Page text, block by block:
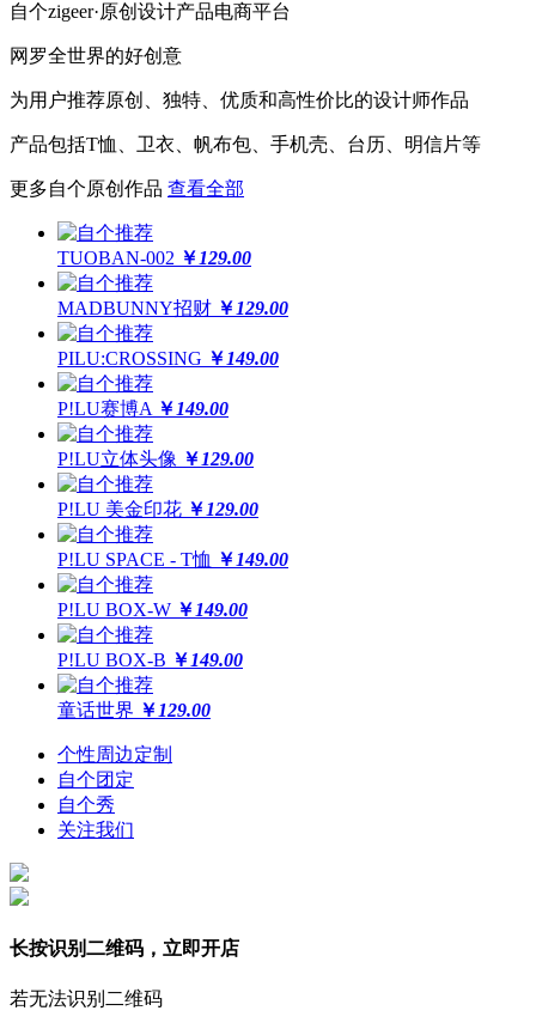
自个zigeer·原创设计产品电商平台
网罗全世界的好创意
为用户推荐原创、独特、优质和高性价比的设计师作品
产品包括T恤、卫衣、帆布包、手机壳、台历、明信片等
更多自个原创作品 查看全部
TUOBAN-002 ￥ 129.00
MADBUNNY招财 ￥ 129.00
PILU:CROSSING ￥ 149.00
P!LU赛博A ￥ 149.00
P!LU立体头像 ￥ 129.00
P!LU 美金印花 ￥ 129.00
P!LU SPACE - T恤 ￥ 149.00
P!LU BOX-W ￥ 149.00
P!LU BOX-B ￥ 149.00
童话世界 ￥ 129.00
个性周边定制
自个团定
自个秀
关注我们
长按识别二维码，立即开店
若无法识别二维码